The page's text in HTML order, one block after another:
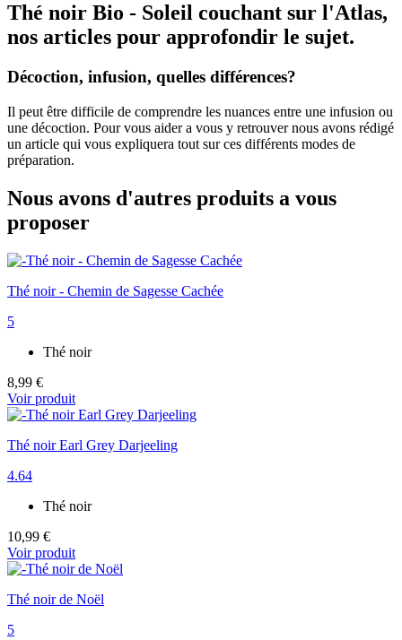
Thé noir Bio - Soleil couchant sur l'Atlas,
nos articles pour approfondir le sujet.
Décoction, infusion, quelles différences?
Il peut être difficile de comprendre les nuances entre une infusion ou
une décoction. Pour vous aider a vous y retrouver nous avons rédigé
un article qui vous expliquera tout sur ces différents modes de
préparation.
Nous avons d'autres produits a vous
proposer
Thé noir - Chemin de Sagesse Cachée
5
Thé noir
8,99 €
Voir produit
Thé noir Earl Grey Darjeeling
4.64
Thé noir
10,99 €
Voir produit
Thé noir de Noël
5